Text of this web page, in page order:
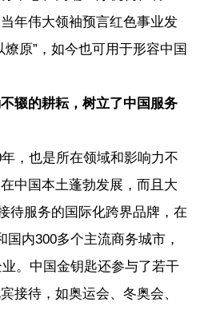
年伟大领袖预言红色事业发
原”，如今也可用于形容中国
辍的耕耘，树立了中国服务
，也是所在领域和影响力不
中国本土蓬勃发展，而且大
待服务的国际化跨界品牌，在
内300多个主流商务城市，
。中国金钥匙还参与了若干
接待，如奥运会、冬奥会、